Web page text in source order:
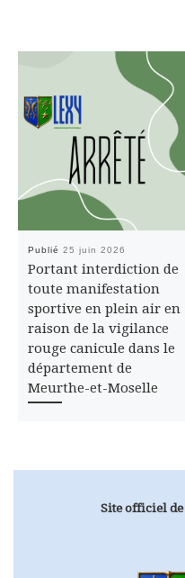
Publié 25 juin 2026
Portant interdiction de
toute manifestation
sportive en plein air en
raison de la vigilance
rouge canicule dans le
département de
Meurthe-et-Moselle
Site officiel de